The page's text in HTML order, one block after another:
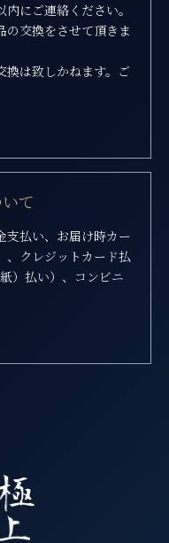
にご連絡ください。
の交換をさせて頂きま
換は致しかねます。ご
て
支払い、お届け時カー
、クレジットカード払
）払い）、コンビニ